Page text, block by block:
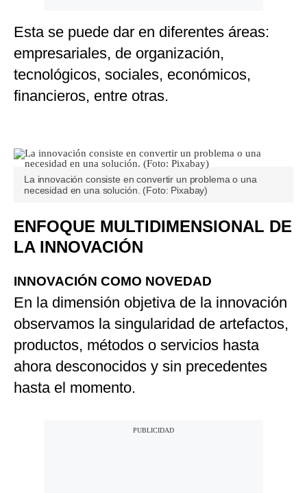
Esta se puede dar en diferentes áreas:
empresariales, de organización,
tecnológicos, sociales, económicos,
financieros, entre otras.
La innovación consiste en convertir un problema o una
necesidad en una solución. (Foto: Pixabay)
ENFOQUE MULTIDIMENSIONAL DE
LA INNOVACIÓN
INNOVACIÓN COMO NOVEDAD
En la dimensión objetiva de la innovación
observamos la singularidad de artefactos,
productos, métodos o servicios hasta
ahora desconocidos y sin precedentes
hasta el momento.